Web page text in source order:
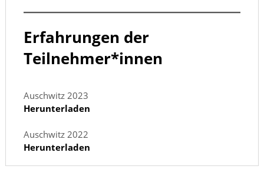
Erfahrungen der
Teilnehmer*innen
Auschwitz 2023
Herunterladen
Auschwitz 2022
Herunterladen